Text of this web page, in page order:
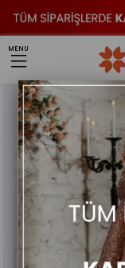
MENU
Sıralama
Yeni
Ürün